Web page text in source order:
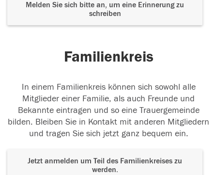
Melden Sie sich bitte an, um eine Erinnerung zu
schreiben
Familienkreis
In einem Familienkreis können sich sowohl alle
Mitglieder einer Familie, als auch Freunde und
Bekannte eintragen und so eine Trauergemeinde
bilden. Bleiben Sie in Kontakt mit anderen Mitgliedern
und tragen Sie sich jetzt ganz bequem ein.
Jetzt anmelden um Teil des Familienkreises zu
werden.